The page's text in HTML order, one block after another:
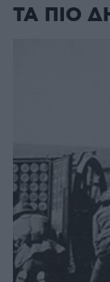
ΤΑ ΠΙΟ